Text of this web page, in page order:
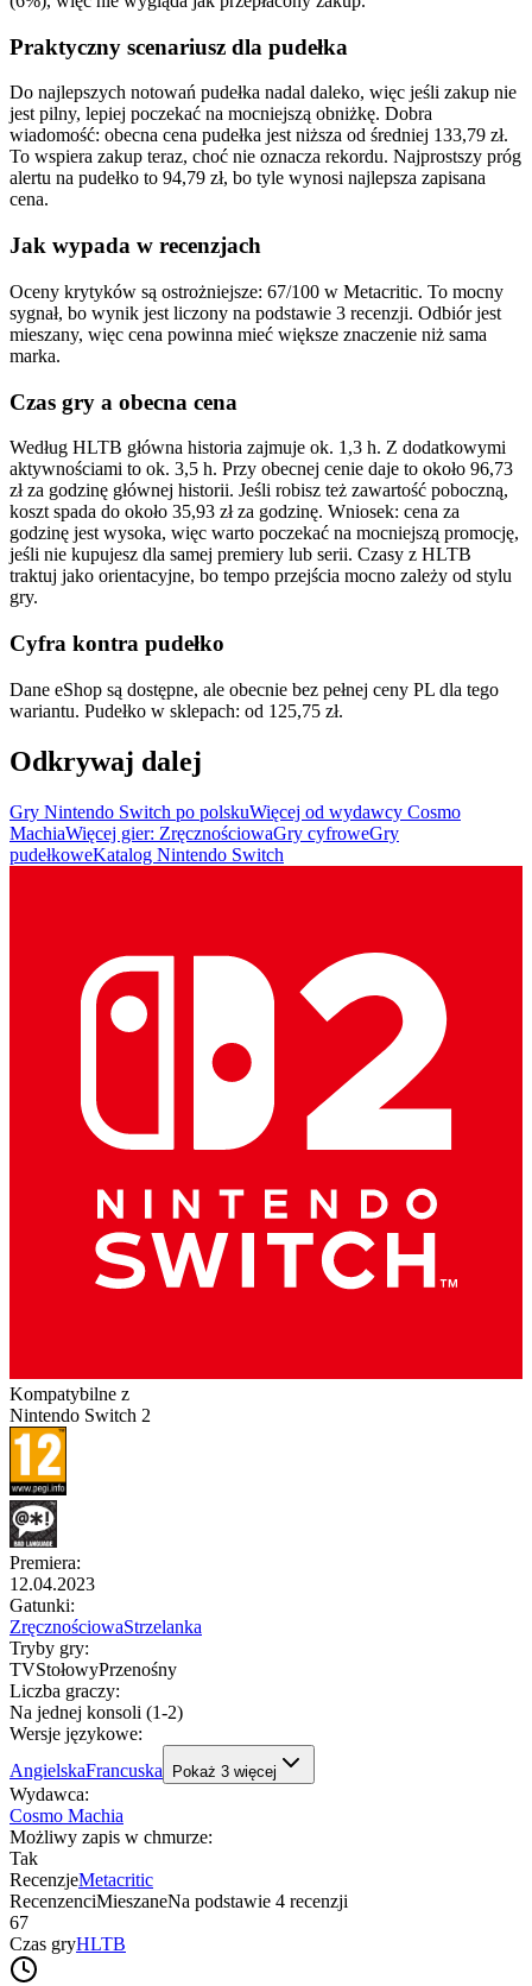
Praktyczny scenariusz dla pudełka
Do najlepszych notowań pudełka nadal daleko, więc jeśli zakup nie
jest pilny, lepiej poczekać na mocniejszą obniżkę. Dobra
wiadomość: obecna cena pudełka jest niższa od średniej 133,79 zł.
To wspiera zakup teraz, choć nie oznacza rekordu. Najprostszy próg
alertu na pudełko to 94,79 zł, bo tyle wynosi najlepsza zapisana
cena.
Jak wypada w recenzjach
Oceny krytyków są ostrożniejsze: 67/100 w Metacritic. To mocny
sygnał, bo wynik jest liczony na podstawie 3 recenzji. Odbiór jest
mieszany, więc cena powinna mieć większe znaczenie niż sama
marka.
Czas gry a obecna cena
Według HLTB główna historia zajmuje ok. 1,3 h. Z dodatkowymi
aktywnościami to ok. 3,5 h. Przy obecnej cenie daje to około 96,73
zł za godzinę głównej historii. Jeśli robisz też zawartość poboczną,
koszt spada do około 35,93 zł za godzinę. Wniosek: cena za
godzinę jest wysoka, więc warto poczekać na mocniejszą promocję,
jeśli nie kupujesz dla samej premiery lub serii. Czasy z HLTB
traktuj jako orientacyjne, bo tempo przejścia mocno zależy od stylu
gry.
Cyfra kontra pudełko
Dane eShop są dostępne, ale obecnie bez pełnej ceny PL dla tego
wariantu. Pudełko w sklepach: od 125,75 zł.
Odkrywaj dalej
Gry Nintendo Switch po polskuWięcej od wydawcy Cosmo
MachiaWięcej gier: ZręcznościowaGry cyfroweGry
pudełkoweKatalog Nintendo Switch
Kompatybilne z
Nintendo Switch 2
Premiera:
12.04.2023
Gatunki:
ZręcznościowaStrzelanka
Tryby gry:
TVStołowyPrzenośny
Liczba graczy:
Na jednej konsoli (1-2)
Wersje językowe:
AngielskaFrancuska Pokaż 3 więcej
Wydawca:
Cosmo Machia
Możliwy zapis w chmurze:
Tak
RecenzjeMetacritic
RecenzenciMieszaneNa podstawie 4 recenzji
67
Czas gryHLTB